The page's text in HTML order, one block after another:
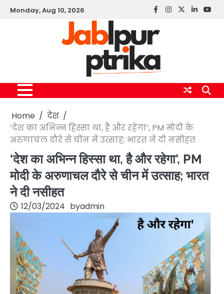
SkipMonday, Aug 10, 2026 Facebook
instagram
twitterlinkedin
Home
देश
‘देश का अभिन्न हिस्सा था, है और रहेगा’, PM मोदी के
अरुणाचल दौरे से चीन में उत्साह; भारत ने दी नसीहत
‘देश का अभिन्न हिस्सा था, है और रहेगा’, PM
मोदी के अरुणाचल दौरे से चीन में उत्साह; भारत
ने दी नसीहत
12/03/2024 byadmin